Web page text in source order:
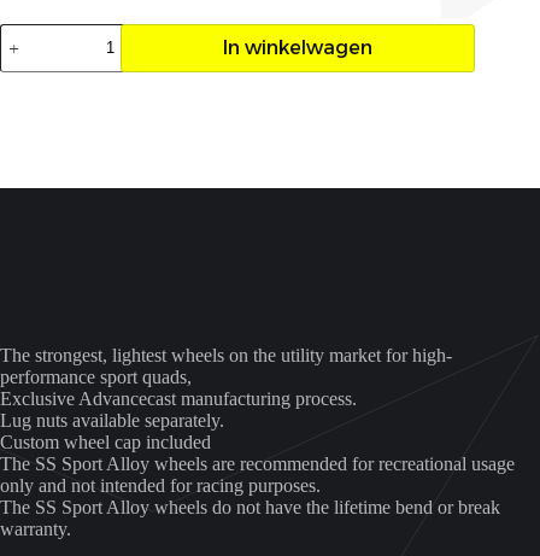
Velg
ITP
S12B
In winkelwagen
The strongest, lightest wheels on the utility market for high-
performance sport quads,
Exclusive Advancecast manufacturing process.
Lug nuts available separately.
Custom wheel cap included
The SS Sport Alloy wheels are recommended for recreational usage
only and not intended for racing purposes.
The SS Sport Alloy wheels do not have the lifetime bend or break
warranty.